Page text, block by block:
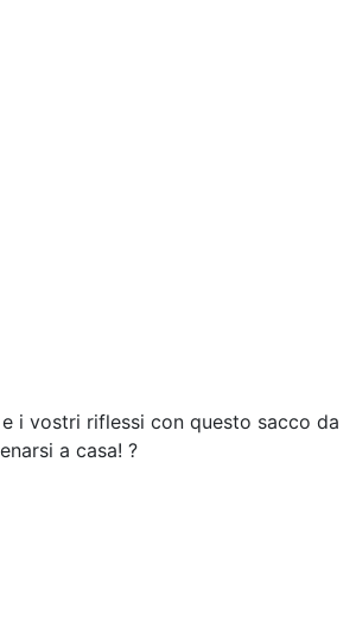
i vostri riflessi con questo sacco da
a casa! ?